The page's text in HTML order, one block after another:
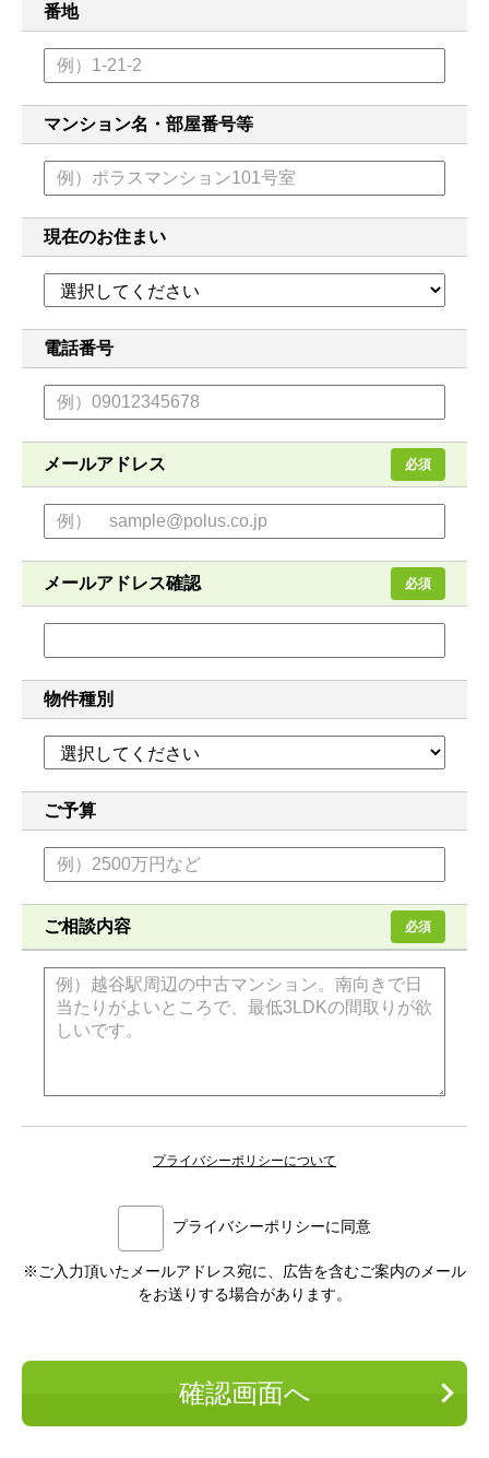
番地
マンション名・部屋番号等
現在のお住まい
電話番号
メールアドレス 必須
メールアドレス確認 必須
物件種別
ご予算
ご相談内容 必須
プライバシーポリシーについて
プライバシーポリシーに同意
※ご入力頂いたメールアドレス宛に、広告を含むご案内のメール
をお送りする場合があります。
確認画面へ